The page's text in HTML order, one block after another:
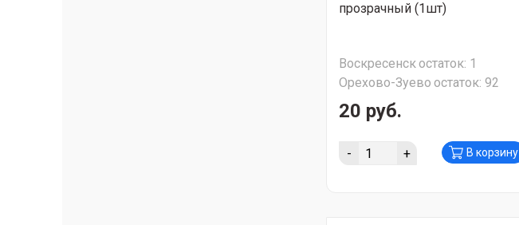
прозрачный (1шт)
Воскресенскостаток: 1
Орехово-Зуево остаток: 92
20 руб.
- + В корзину